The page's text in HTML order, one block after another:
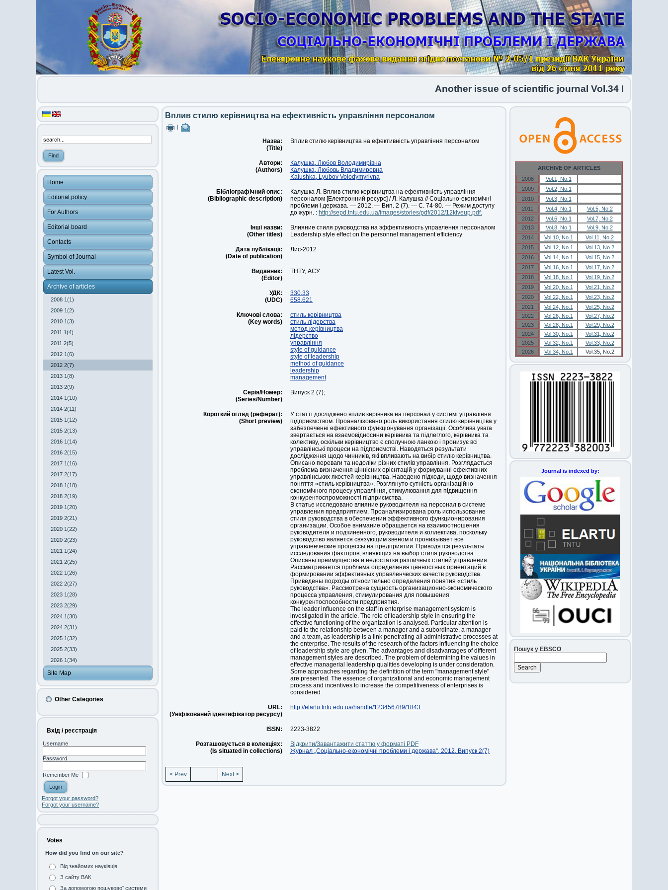
Another issue of scientific journal Vol.34 No.1 2026
Home
Editorial policy
For Authors
Editorial board
Contacts
Symbol of Journal
Latest Vol.
Archive of articles
2008 1(1)
2009 1(2)
2010 1(3)
2011 1(4)
2011 2(5)
2012 1(6)
2012 2(7)
2013 1(8)
2013 2(9)
2014 1(10)
2014 2(11)
2015 1(12)
2015 2(13)
2016 1(14)
2016 2(15)
2017 1(16)
2017 2(17)
2018 1(18)
2018 2(19)
2019 1(20)
2019 2(21)
2020 1(22)
2020 2(23)
2021 1(24)
2021 2(25)
2022 1(26)
2022 2(27)
2023 1(28)
2023 2(29)
2024 1(30)
2024 2(31)
2025 1(32)
2025 2(33)
2026 1(34)
Site Map
Other Categories
Вхід / реєстрація
Username
Password
Remember Me
Forgot your password?
Forgot your username?
Votes
How did you find on our site?
Від знайомих науківців
З сайту ВАК
За допомогою пошукової системи
Вплив стилю керівництва на ефективність управління персоналом
Назва:
(Title)
Вплив стилю керівництва на ефективність управління персоналом
Автори:
(Authors)
Калушка, Любов Володимирівна
Калушка, Любовь Владимировна
Kalushka, Lyubov Volodymyrivna
Бібліографічний опис:
(Bibliographic description)
Калушка Л. Вплив стилю керівництва на ефективність управління
персоналом [Електронний ресурс] / Л. Калушка // Соціально-економічні
проблеми і держава. — 2012. — Вип. 2 (7). — С. 74-80. — Режим доступу
до журн. : http://sepd.tntu.edu.ua/images/stories/pdf/2012/12klveup.pdf.
Інші назви:
(Other titles)
Влияние стиля руководства на эффективность управления персоналом
Leadership style effect on the personnel management efficiency
Дата публікації:
(Date of publication)
Лис-2012
Видавник:
(Editor)
ТНТУ, АСУ
УДК:
(UDC)
330.33
658.621
Ключові слова:
(Key words)
стиль керівництва
стиль лідерства
метод керівництва
лідерство
управління
style of guidance
style of leadership
method of guidance
leadership
management
Серія/Номер:
(Series/Number)
Випуск 2 (7);
Короткий огляд (реферат):
(Short preview)
У статті досліджено вплив керівника на персонал у системі управління
підприємством. Проаналізовано роль використання стилю керівництва у
забезпеченні ефективного функціонування організації. Особлива увага
звертається на взаємовідносини керівника та підлеглого, керівника та
колективу, оскільки керівництво є сполучною ланкою і пронизує всі
управлінські процеси на підприємстві. Наводяться результати
дослідження щодо чинників, які впливають на вибір стилю керівництва.
Описано переваги та недоліки різних стилів управління. Розглядається
проблема визначення ціннісних орієнтацій у формуванні ефективних
управлінських якостей керівництва. Наведено підходи, щодо визначення
поняття «стиль керівництва». Розглянуто сутність організаційно-
економічного процесу управління, стимулювання для підвищення
конкурентоспроможності підприємства.
В статье исследовано влияние руководителя на персонал в системе
управления предприятием. Проанализирована роль использование
стиля руководства в обеспечении эффективного функционирования
организации. Особое внимание обращается на взаимоотношения
руководителя и подчиненного, руководителя и коллектива, поскольку
руководство является связующим звеном и пронизывает все
управленческие процессы на предприятии. Приводятся результаты
исследования факторов, влияющих на выбор стиля руководства.
Описаны преимущества и недостатки различных стилей управления.
Рассматривается проблема определения ценностных ориентаций в
формировании эффективных управленческих качеств руководства.
Приведены подходы относительно определения понятия «стиль
руководства». Рассмотрена сущность организационно-экономического
процесса управления, стимулирования для повышения
конкурентоспособности предприятия.
The leader influence on the staff in enterprise management system is
investigated in the article. The role of leadership style in ensuring the
effective functioning of the organization is analysed. Particular attention is
paid to the relationship between a manager and a subordinate, a manager
and a team, as leadership is a link penetrating all administrative processes at
the enterprise. The results of the research of the factors influencing the choice
of leadership style are given. The advantages and disadvantages of different
management styles are described. The problem of determining the values in
effective managerial leadership qualities developing is under consideration.
Some approaches regarding the definition of the term "management style"
are presented. The essence of organizational and economic management
process and incentives to increase the competitiveness of enterprises is
considered.
URL:
(Уніфікований ідентифікатор ресурсу)
http://elartu.tntu.edu.ua/handle/123456789/1843
ISSN: 2223-3822
Розташовується в колекціях:
(Is situated in collections)
Відкрити/Завантажити статтю у форматі PDF
Журнал „Соціально-економічні проблеми і держава“, 2012, Випуск 2(7)
< Prev Next >
ARCHIVE OF ARTICLES
2008
Vol.1, No.1
2009
Vol.2, No.1
2010
Vol.3, No.1
2011
Vol.4, No.1
Vol.5, No.2
2012
Vol.6, No.1
Vol.7, No.2
2013
Vol.8, No.1
Vol.9, No.2
2014
Vol.10, No.1
Vol.11, No.2
2015
Vol.12, No.1
Vol.13, No.2
2016
Vol.14, No.1
Vol.15, No.2
2017
Vol.16, No.1
Vol.17, No.2
2018
Vol.18, No.1
Vol.19, No.2
2019
Vol.20, No.1
Vol.21, No.2
2020
Vol.22, No.1
Vol.23, No.2
2021
Vol.24, No.1
Vol.25, No.2
2022
Vol.26, No.1
Vol.27, No.2
2023
Vol.28, No.1
Vol.29, No.2
2024
Vol.30, No.1
Vol.31, No.2
2025
Vol.32, No.1
Vol.33, No.2
2026
Vol.34, No.1 Vol.35, No.2
Journal is indexed by:
Пошук у EBSCO